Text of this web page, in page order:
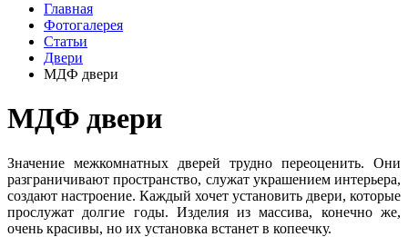
Главная
Фотогалерея
Статьи
Двери
МДФ двери
МДФ двери
Значение межкомнатных дверей трудно переоценить. Они
разграничивают пространство, служат украшением интерьера,
создают настроение. Каждый хочет установить двери, которые
прослужат долгие годы. Изделия из массива, конечно же,
очень красивы, но их установка встанет в копеечку.